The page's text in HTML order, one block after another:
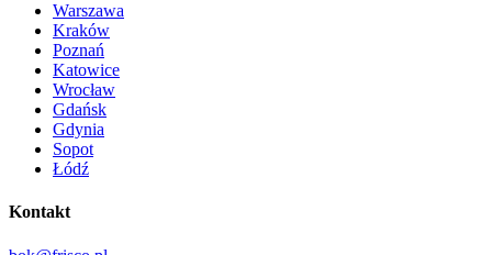
Warszawa
Kraków
Poznań
Katowice
Wrocław
Gdańsk
Gdynia
Sopot
Łódź
Kontakt